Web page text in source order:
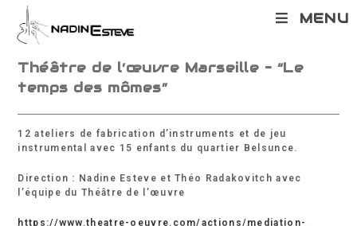
content
MENU
Théâtre de l’œuvre Marseille – “Le
temps des mômes”
12 ateliers de fabrication d’instruments et de jeu
instrumental avec 15 enfants du quartier Belsunce.
Direction : Nadine Esteve et Théo Radakovitch avec
l’équipe du Théâtre de l’œuvre
https://www.theatre-oeuvre.com/actions/mediation-